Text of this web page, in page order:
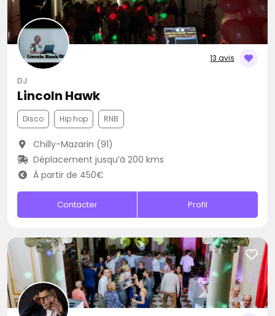
13 avis
DJ
Lincoln Hawk
Disco Hip hop RNB
Chilly-Mazarin (91)
Déplacement jusqu’à 200 kms
À partir de 450€
Contacter Profil